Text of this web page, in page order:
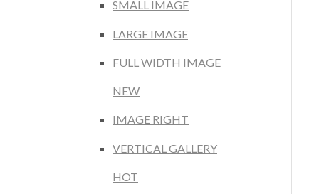
SMALL IMAGE
LARGE IMAGE
FULL WIDTH IMAGE
NEW
IMAGE RIGHT
VERTICAL GALLERY
HOT